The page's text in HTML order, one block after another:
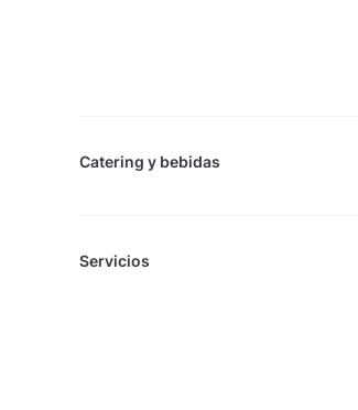
Catering y bebidas
Servicios